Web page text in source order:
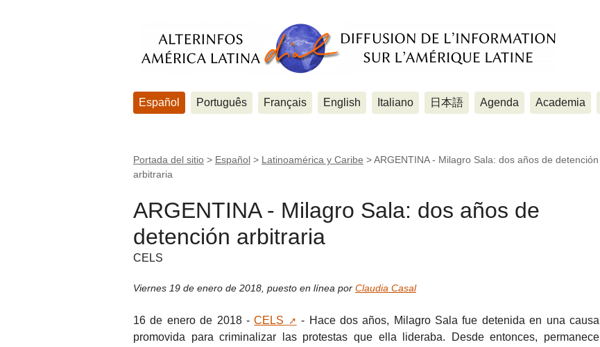
Español Português Français English Italiano 日本語 Agenda Academia
Portada del sitio > Español > Latinoamérica y Caribe >ARGENTINA - Milagro Sala: dos años de detención
arbitraria
ARGENTINA - Milagro Sala: dos años de
detención arbitraria
CELS
Viernes 19 de enero de 2018 puesto en línea por Claudia Casal
16 de enero de 2018 -CELS
- Hace dos años, Milagro Sala fue detenida en una causa
promovida para criminalizar las protestas que ella lideraba. Desde entonces, permanece